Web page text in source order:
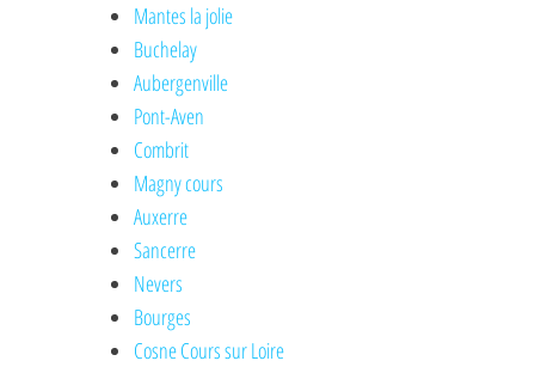
Mantes la jolie
Buchelay
Aubergenville
Pont-Aven
Combrit
Magny cours
Auxerre
Sancerre
Nevers
Bourges
Cosne Cours sur Loire